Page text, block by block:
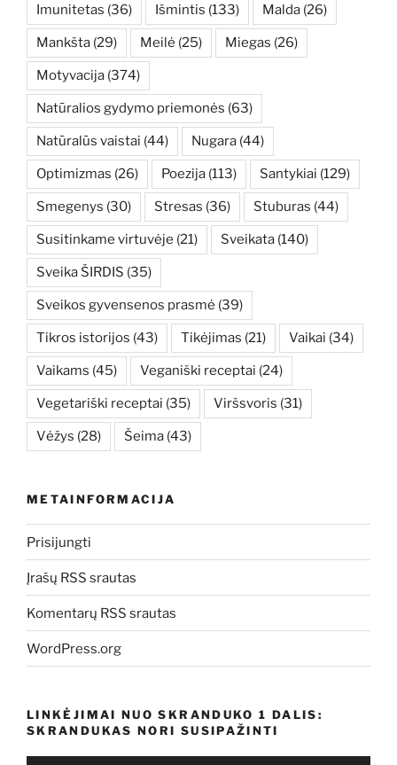
Imunitetas (36) Išmintis (133) Malda (26)
Mankšta (29) Meilė (25) Miegas (26)
Motyvacija (374)
Natūralios gydymo priemonės (63)
Natūralūs vaistai (44) Nugara (44)
Optimizmas (26) Poezija (113) Santykiai (129)
Smegenys (30) Stresas (36) Stuburas (44)
Susitinkame virtuvėje (21) Sveikata (140)
Sveika ŠIRDIS (35)
Sveikos gyvensenos prasmė (39)
Tikros istorijos (43) Tikėjimas (21) Vaikai (34)
Vaikams (45) Veganiški receptai (24)
Vegetariški receptai (35) Viršsvoris (31)
Vėžys (28) Šeima (43)
METAINFORMACIJA
Prisijungti
Įrašų RSS srautas
Komentarų RSS srautas
WordPress.org
LINKĖJIMAI NUO SKRANDUKO 1 DALIS:
SKRANDUKAS NORI SUSIPAŽINTI